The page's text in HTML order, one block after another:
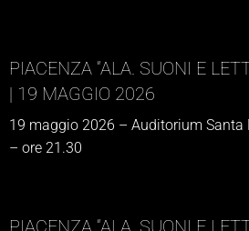
PIACENZA “ALA. SUONI E
| 19 MAGGIO 2026
19 maggio 2026 – Auditorium Santa
– ore 21.30